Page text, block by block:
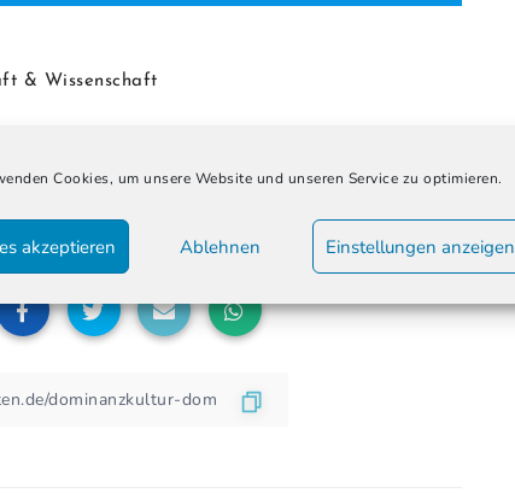
Cookies, um unsere Website und unseren Service zu optimieren.
akzeptieren Ablehnen Einstellungen anzeigen
& Wissenschaft